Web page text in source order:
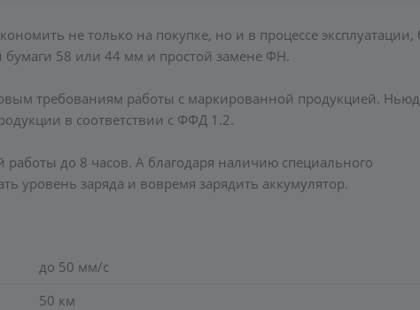
не только на покупке, но и в процессе эксплуатации,
бумаги 58 или 44 мм и простой замене ФН.
требованиям работы с маркированной продукцией.
в соответствии с ФФД 1.2.
до 8 часов. А благодаря наличию специального
уровень заряда и вовремя зарядить аккумулятор.
до 50 мм/с
50 км